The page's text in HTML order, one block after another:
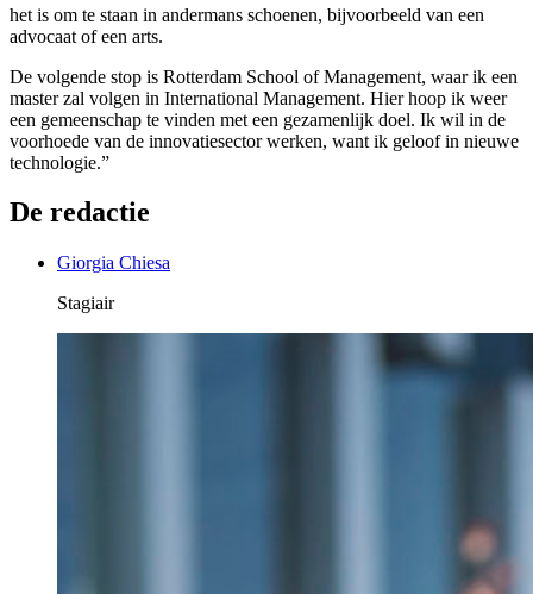
het is om te staan in andermans schoenen, bijvoorbeeld van een
advocaat of een arts.
De volgende stop is Rotterdam School of Management, waar ik een
master zal volgen in International Management. Hier hoop ik weer
een gemeenschap te vinden met een gezamenlijk doel. Ik wil in de
voorhoede van de innovatiesector werken, want ik geloof in nieuwe
technologie.”
De redactie
Giorgia Chiesa
Stagiair